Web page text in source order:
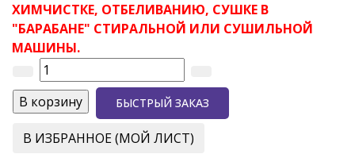
ХИМЧИСТКЕ, ОТБЕЛИВАНИЮ, СУШКЕ В
"БАРАБАНЕ" СТИРАЛЬНОЙ ИЛИ СУШИЛЬНОЙ
МАШИНЫ.
БЫСТРЫЙ ЗАКАЗ
В ИЗБРАННОЕ (МОЙ ЛИСТ)